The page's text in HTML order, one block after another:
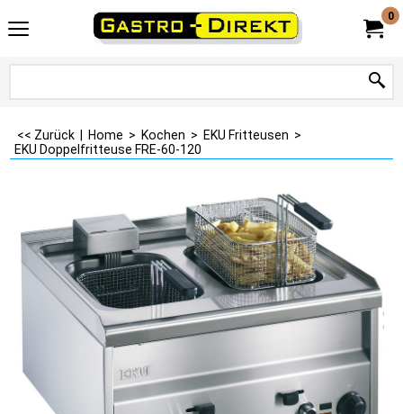
0
<< Zurück Home > Kochen > EKU Fritteusen >
EKU Doppelfritteuse FRE-60-120